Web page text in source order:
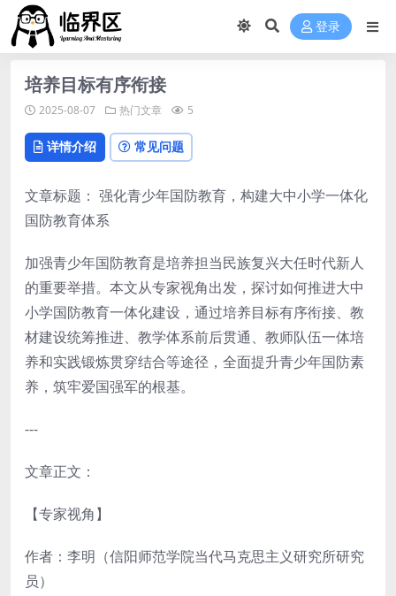
登录
培养目标有序衔接
2025-08-07 热门文章 5
详情介绍 常见问题
文章标题： 强化青少年国防教育，构建大中小学一体化
国防教育体系
加强青少年国防教育是培养担当民族复兴大任时代新人
的重要举措。本文从专家视角出发，探讨如何推进大中
小学国防教育一体化建设，通过培养目标有序衔接、教
材建设统筹推进、教学体系前后贯通、教师队伍一体培
养和实践锻炼贯穿结合等途径，全面提升青少年国防素
养，筑牢爱国强军的根基。
---
文章正文：
【专家视角】
作者：李明（信阳师范学院当代马克思主义研究所研究
员）